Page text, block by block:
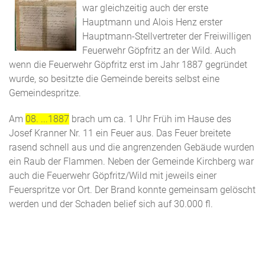
war gleichzeitig auch der erste
Hauptmann und Alois Henz erster
Hauptmann-Stellvertreter der Freiwilligen
Feuerwehr Göpfritz an der Wild. Auch
wenn die Feuerwehr Göpfritz erst im Jahr 1887 gegründet
wurde, so besitzte die Gemeinde bereits selbst eine
Gemeindespritze.
Am 08. ...1887 brach um ca. 1 Uhr Früh im Hause des
Josef Kranner Nr. 11 ein Feuer aus. Das Feuer breitete
rasend schnell aus und die angrenzenden Gebäude wurden
ein Raub der Flammen. Neben der Gemeinde Kirchberg war
auch die Feuerwehr Göpfritz/Wild mit jeweils einer
Feuerspritze vor Ort. Der Brand konnte gemeinsam gelöscht
werden und der Schaden belief sich auf 30.000 fl.